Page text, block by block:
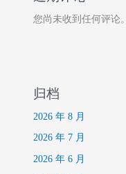
您尚未收到任何评论。
归档
2026 年 8 月
2026 年 7 月
2026 年 6 月